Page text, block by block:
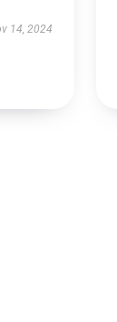
14, 2024